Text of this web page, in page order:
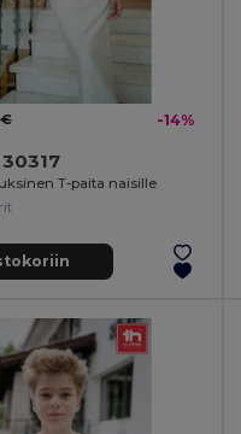
-14%
T-paita naisille